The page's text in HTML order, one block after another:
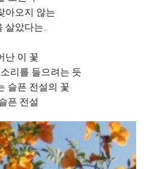
아오지 않는
살았다는...
난 이 꽃
리를 들으려는 듯
슬픈 전설의 꽃
픈 전설